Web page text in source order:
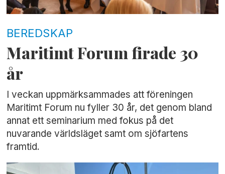
BEREDSKAP
Maritimt Forum firade 30
år
I veckan uppmärksammades att föreningen
Maritimt Forum nu fyller 30 år, det genom bland
annat ett seminarium med fokus på det
nuvarande världsläget samt om sjöfartens
framtid.